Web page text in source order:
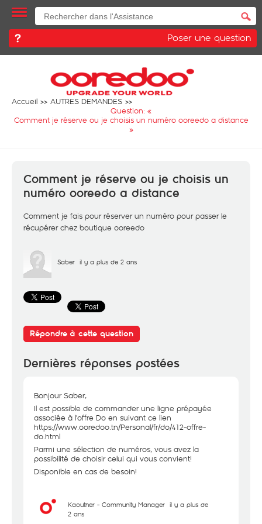
Poser une question
Accueil
AUTRES DEMANDES
Question: «
Comment je réserve ou je choisis un numéro ooreedo a distance
»
Comment je réserve ou je choisis un
numéro ooreedo a distance
Comment je fais pour réserver un numéro pour passer le
récupérer chez boutique ooreedo
Saber il y a plus de 2 ans
Répondre à cette question
Dernières réponses postées
Bonjour Saber,
Il est possible de commander une ligne prépayée
associée à l'offre Do en suivant ce lien
https://www.ooredoo.tn/Personal/fr/do/412-offre-
do.html
Parmi une sélection de numéros, vous avez la
possibilité de choisir celui qui vous convient!
Disponible en cas de besoin!
Kaouther - Community Manager il y a plus de
2 ans